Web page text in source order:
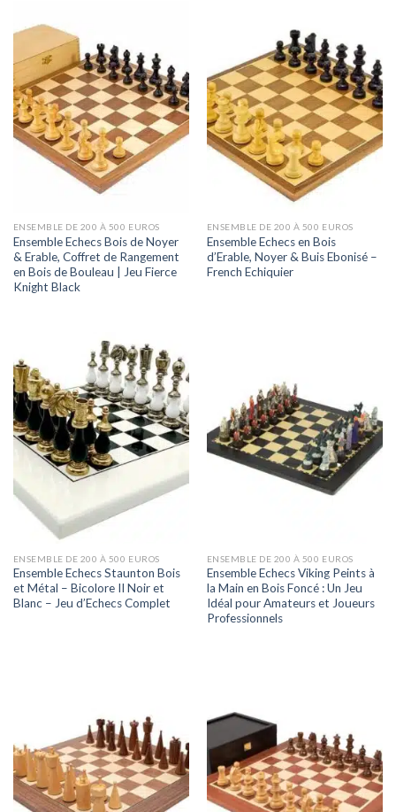
ENSEMBLE DE 200 À 500 EUROS
Ensemble Echecs Bois de Noyer
& Erable, Coffret de Rangement
en Bois de Bouleau | Jeu Fierce
Knight Black
ENSEMBLE DE 200 À 500 EUROS
Ensemble Echecs en Bois
d’Erable, Noyer & Buis Ebonisé –
French Echiquier
ENSEMBLE DE 200 À 500 EUROS
Ensemble Echecs Staunton Bois
et Métal – Bicolore II Noir et
Blanc – Jeu d’Echecs Complet
ENSEMBLE DE 200 À 500 EUROS
Ensemble Echecs Viking Peints à
la Main en Bois Foncé : Un Jeu
Idéal pour Amateurs et Joueurs
Professionnels